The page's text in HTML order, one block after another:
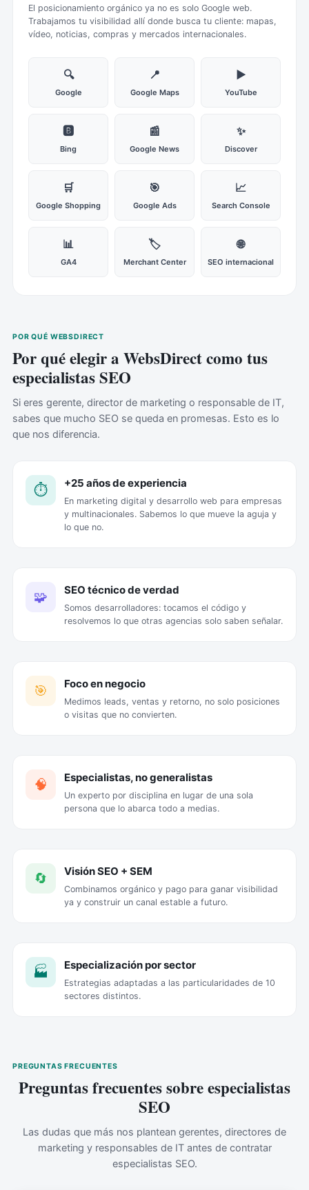
El posicionamiento orgánico ya no es solo Google web.
Trabajamos tu visibilidad allí donde busca tu cliente: mapas,
vídeo, noticias, compras y mercados internacionales.
🔍
Google
📍
Google Maps
▶️
YouTube
🅱️
Bing
📰
Google News
✨
Discover
🛒
Google Shopping
🎯
Google Ads
📈
Search Console
📊
GA4
🏷️
Merchant Center
🌐
SEO internacional
POR QUÉ WEBSDIRECT
Por qué elegir a WebsDirect como tus
especialistas SEO
Si eres gerente, director de marketing o responsable de IT,
sabes que mucho SEO se queda en promesas. Esto es lo
que nos diferencia.
⏱️ +25 años de experiencia
En marketing digital y desarrollo web para empresas
y multinacionales. Sabemos lo que mueve la aguja y
lo que no.
🧩 SEO técnico de verdad
Somos desarrolladores: tocamos el código y
resolvemos lo que otras agencias solo saben señalar.
🎯 Foco en negocio
Medimos leads, ventas y retorno, no solo posiciones
o visitas que no convierten.
🧠 Especialistas, no generalistas
Un experto por disciplina en lugar de una sola
persona que lo abarca todo a medias.
🔄 Visión SEO + SEM
Combinamos orgánico y pago para ganar visibilidad
ya y construir un canal estable a futuro.
🏭 Especialización por sector
Estrategias adaptadas a las particularidades de 10
sectores distintos.
PREGUNTAS FRECUENTES
Preguntas frecuentes sobre especialistas
SEO
Las dudas que más nos plantean gerentes, directores de
marketing y responsables de IT antes de contratar
especialistas SEO.